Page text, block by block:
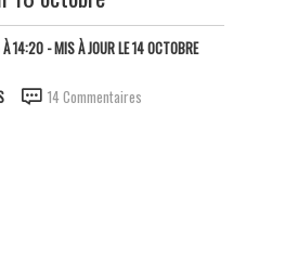
14:20- MIS À JOUR LE 14 OCTOBRE
14 Commentaires